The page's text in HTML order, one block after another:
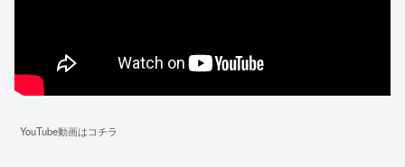
YouTube動画はコチラ